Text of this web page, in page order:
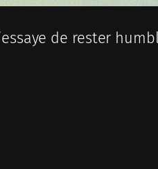
de rester